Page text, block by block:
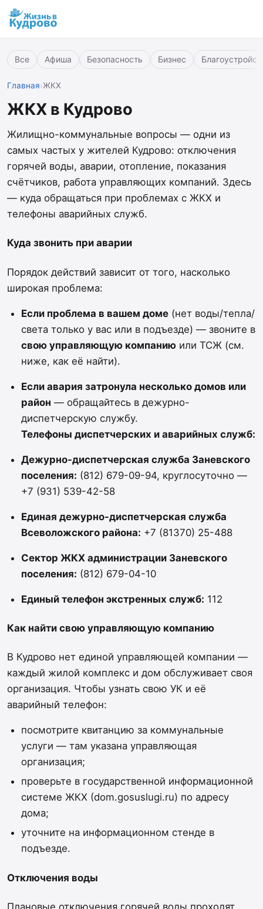
Все Афиша Безопасность Бизнес
Главная›ЖКХ
ЖКХ в Кудрово
Жилищно-коммунальные вопросы — одни из
самых частых у жителей Кудрово: отключения
горячей воды, аварии, отопление, показания
счётчиков, работа управляющих компаний. Здесь
— куда обращаться при проблемах с ЖКХ и
телефоны аварийных служб.
Куда звонить при аварии
Порядок действий зависит от того, насколько
широкая проблема:
Если проблема в вашем доме(нет воды/тепла/
света только у вас или в подъезде) — звоните в
свою управляющую компаниюили ТСЖ (см.
ниже, как её найти).
Если авария затронула несколько домов или
район — обращайтесь в дежурно-
диспетчерскую службу.
Телефоны диспетчерских и аварийных служб:
Дежурно-диспетчерская служба Заневского
поселения: (812) 679-09-94, круглосуточно —
+7 (931) 539-42-58
Единая дежурно-диспетчерская служба
Всеволожского района: +7 (81370) 25-488
Сектор ЖКХ администрации Заневского
поселения: (812) 679-04-10
Единый телефон экстренных служб: 112
Как найти свою управляющую компанию
В Кудрово нет единой управляющей компании —
каждый жилой комплекс и дом обслуживает своя
организация. Чтобы узнать свою УК и её
аварийный телефон:
посмотрите квитанцию за коммунальные
услуги — там указана управляющая
организация;
проверьте в государственной информационной
системе ЖКХ (dom.gosuslugi.ru) по адресу
дома;
уточните на информационном стенде в
подъезде.
Отключения воды